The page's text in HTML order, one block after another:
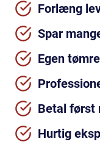
Forlæng
Spar
Egen
Betal først
Hurtig